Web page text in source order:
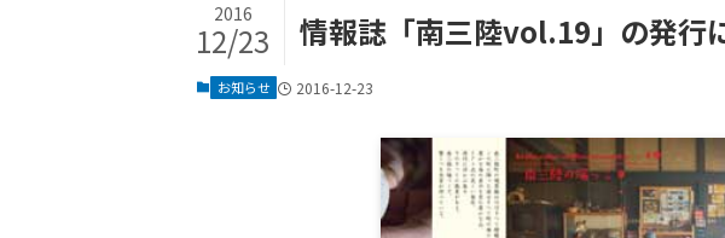
情報誌「南三陸vol.19」の発行
2016
12/23
お知らせ 2016-12-23